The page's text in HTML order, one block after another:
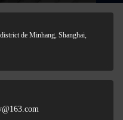
de Minhang, Shanghai,